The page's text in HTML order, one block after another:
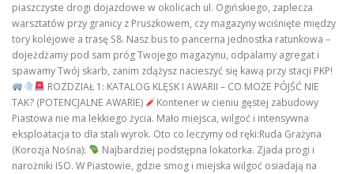
piaszczyste drogi dojazdowe w okolicach ul. Ogińskiego, zaplecza
warsztatów przy granicy z Pruszkowem, czy magazyny wciśnięte między
tory kolejowe a trasę S8. Nasz bus to pancerna jednostka ratunkowa –
dojeżdżamy pod sam próg Twojego magazynu, odpalamy agregat i
spawamy Twój skarb, zanim zdążysz nacieszyć się kawą przy stacji PKP!
ROZDZIAŁ 1: KATALOG KLĘSK I AWARII – CO MOŻE PÓJŚĆ NIE
TAK? (POTENCJALNE AWARIE)
Kontener w cieniu gęstej zabudowy
Piastowa nie ma lekkiego życia. Mało miejsca, wilgoć i intensywna
eksploatacja to dla stali wyrok. Oto co leczymy od ręki:Ruda Grażyna
(Korozja Nośna):
Najbardziej podstępna lokatorka. Zjada progi i
narożniki ISO. W Piastowie, gdzie smog i miejska wilgoć osiadają na